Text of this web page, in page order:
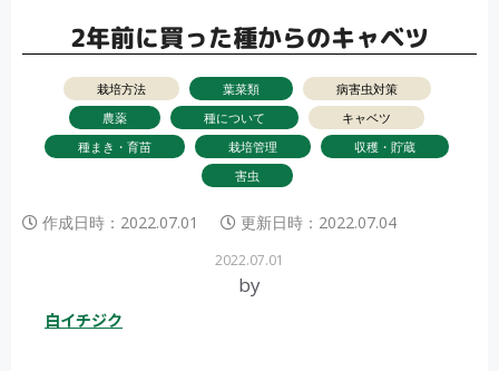
2年前に買った種からのキャベツ
栽培方法 葉菜類
病害虫対策
農薬
種について
キャベツ
種まき・育苗
栽培管理
収穫・貯蔵
害虫
作成日時： 2022.07.01 更新日時： 2022.07.04
2022.07.01
by
白イチジク